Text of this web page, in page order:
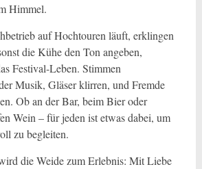
Himmel.
auf Hochtouren läuft, erklingen
die Kühe den Ton angeben,
Festival-Leben. Stimmen
Musik, Gläser klirren, und Fremde
Ob an der Bar, beim Bier oder
Wein – für jeden ist etwas dabei, um
zu begleiten.
die Weide zum Erlebnis: Mit Liebe